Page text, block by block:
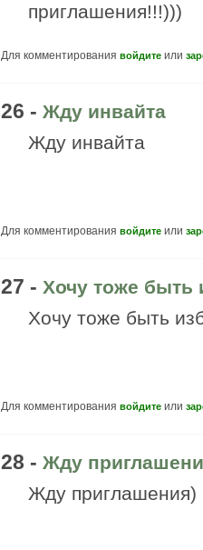
приглашения!!!)))
Для комментирования войдите или
26 - Жду инвайта
Жду инвайта
Для комментирования войдите или
27 - Хочу тоже быть
Хочу тоже быть
Для комментирования войдите или
28 - Жду
Жду приглашения)